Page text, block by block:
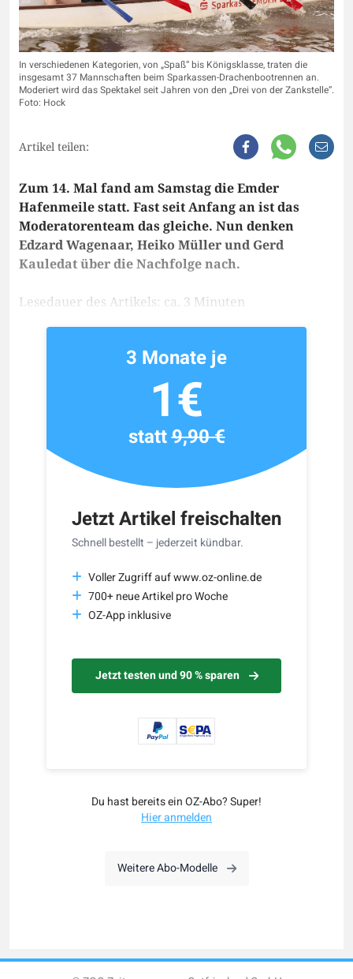
In verschiedenen Kategorien, von „Spaß“ bis Königsklasse, traten die
insgesamt 37 Mannschaften beim Sparkassen-Drachenbootrennen an.
Moderiert wird das Spektakel seit Jahren von den „Drei von der Zankstelle“.
Foto: Hock
Artikel teilen:
Zum 14. Mal fand am Samstag die Emder
Hafenmeile statt. Fast seit Anfang an ist das
Moderatorenteam das gleiche. Nun denken
Edzard Wagenaar, Heiko Müller und Gerd
Kauledat über die Nachfolge nach.
Lesedauer des Artikels: ca. 3 Minuten
Jetzt Artikel freischalten
Schnell bestellt – jederzeit kündbar.
Voller Zugriff auf www.oz-online.de
700+ neue Artikel pro Woche
OZ-App inklusive
Jetzt testen und 90 % sparen
3 Monate je
1€
statt9,90 €
Du hast bereits ein OZ-Abo? Super!
Hier anmelden
Weitere Abo-Modelle